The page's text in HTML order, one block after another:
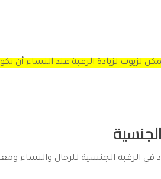
لزيوت لزيادة الرغبة عند النساء أن
في الرغبة الجنسية للرجال والنساء